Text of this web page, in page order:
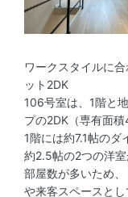
ワークスタイルに
ット2DK
106号室は、1階と
プの2DK（専有面
1階には約7.1帖の
約2.5帖の2つの洋室
部屋数が多いため
や来客スペースとし